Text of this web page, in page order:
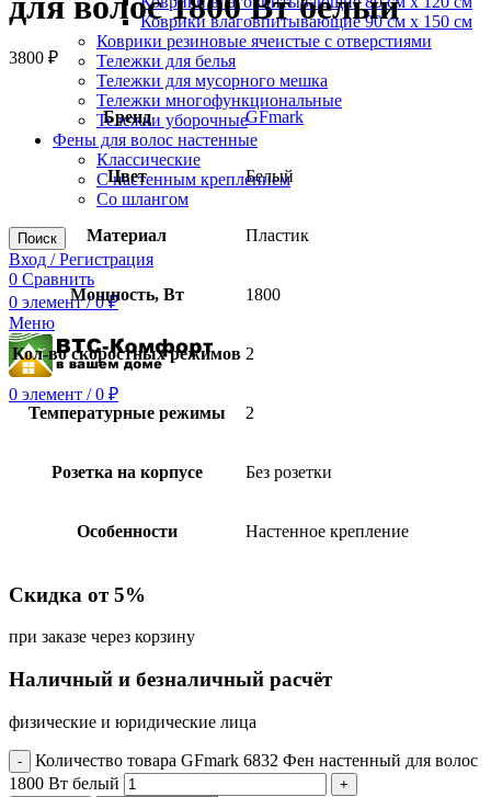
Коврики влаговпитывающие 90 см х 150 см
Коврики резиновые ячеистые с отверстиями
Тележки для белья
Тележки для мусорного мешка
Тележки многофункциональные
Тележки уборочные
Фены для волос настенные
Классические
С настенным креплением
Со шлангом
Поиск
Вход / Регистрация
0 Сравнить
0 элемент / 0₽
Меню
0 элемент / 0 ₽
3800 ₽
Бренд GFmark
Цвет Белый
Материал Пластик
Мощность, Вт 1800
Кол-во скоростных режимов 2
Температурные режимы 2
Розетка на корпусе Без розетки
Особенности Настенное крепление
Скидка от 5%
при заказе через корзину
Наличный и безналичный расчёт
физические и юридические лица
Количество товара GFmark 6832 Фен настенный для волос
1800 Вт белый